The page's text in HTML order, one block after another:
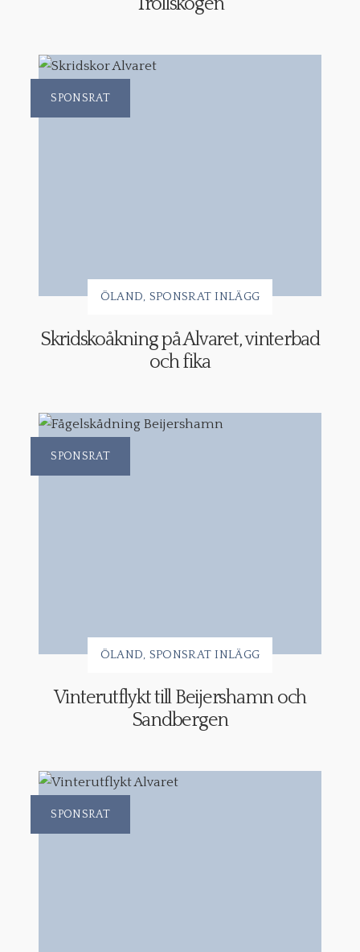
SPONSRAT
ÖLAND SPONSRAT INLÄGG
Skridskoåkning på Alvaret, vinterbad
och fika
SPONSRAT
ÖLAND SPONSRAT INLÄGG
Vinterutflykt till Beijershamn och
Sandbergen
SPONSRAT